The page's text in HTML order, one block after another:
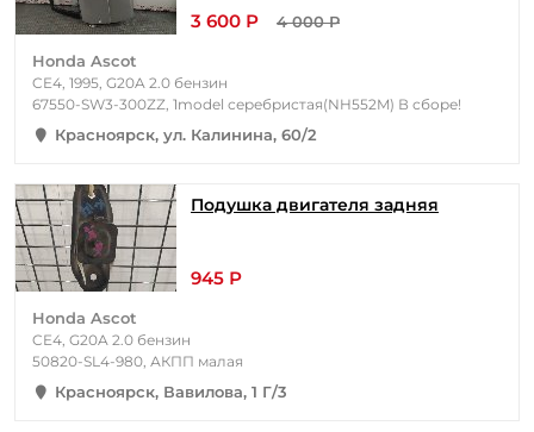
3 600 Р 4 000 Р
Honda Ascot
CE4, 1995, G20A 2.0 бензин
67550-SW3-300ZZ, 1model серебристая(NH552M) В сборе!
Красноярск, ул. Калинина, 60/2
Подушка двигателя задняя
945 Р
Honda Ascot
CE4, G20A 2.0 бензин
50820-SL4-980, АКПП малая
Красноярск, Вавилова, 1 Г/3